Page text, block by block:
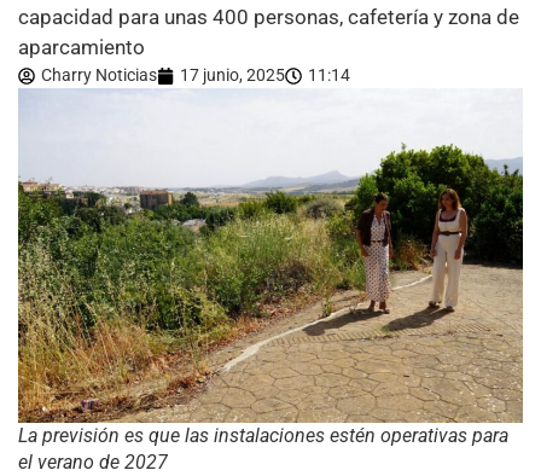
capacidad para unas 400 personas, cafetería y zona de
aparcamiento
Charry Noticias 17 junio, 2025 11:14
La previsión es que las instalaciones estén operativas para
el verano de 2027